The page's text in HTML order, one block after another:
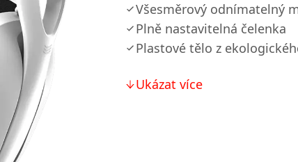
Všesměrový odnímatelný
Plně nastavitelná čelenka
Plastové tělo z
Ukázat více